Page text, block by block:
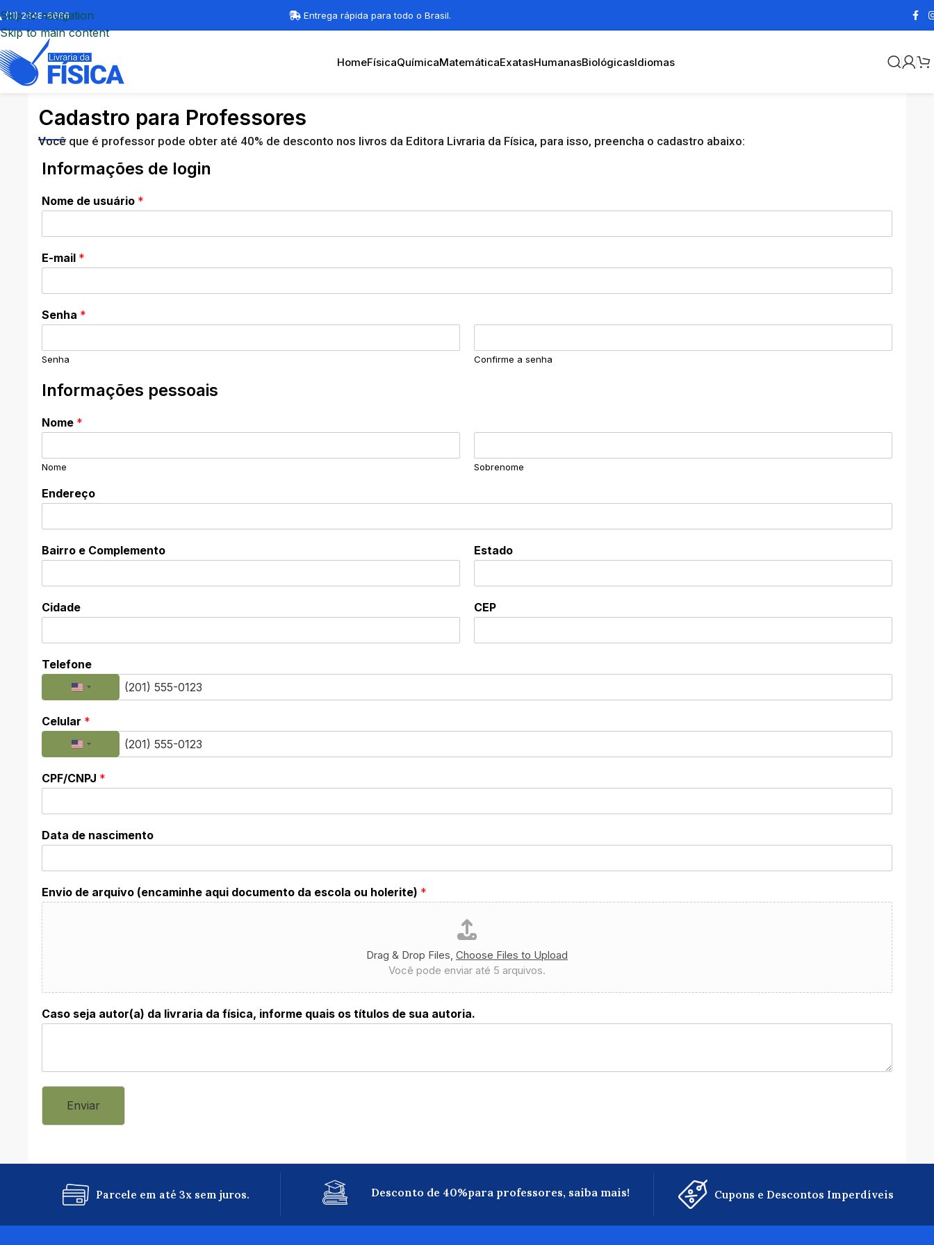
Skip to navigation
Skip to main content
(11) 2648-6666 Entrega rápida para todo o Brasil.
HomeFísicaQuímicaMatemáticaExatasHumanasBiológicasIdiomas
Cadastro para Professores
Você que é professor pode obter até 40% de desconto nos livros da Editora Livraria da Física, para isso, preencha o cadastro abaixo:
Informações de login
Nome de usuário *
E-mail *
Senha *
Senha Confirme a senha
Informações pessoais
Nome *
Nome Sobrenome
Endereço
Bairro e Complemento Estado
Cidade CEP
Telefone
Celular *
CPF/CNPJ *
Data de nascimento
Envio de arquivo (encaminhe aqui documento da escola ou holerite) *
Drag & Drop Files, Choose Files to Upload
Você pode enviar até 5 arquivos.
Caso seja autor(a) da livraria da física, informe quais os títulos de sua autoria.
Enviar
Parcele em até 3x sem juros. Desconto de 40%para professores, saiba mais! Cupons e Descontos Imperdíveis